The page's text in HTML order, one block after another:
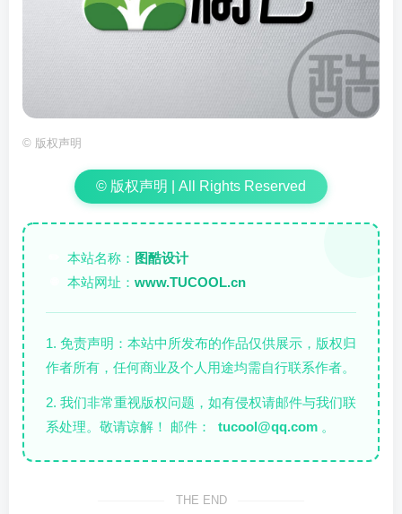
© 版权声明
© 版权声明 | All Rights Reserved
本站名称： 图酷设计
本站网址： www.TUCOOL.cn
1. 免责声明：本站中所发布的作品仅供展示，版权归
作者所有，任何商业及个人用途均需自行联系作者。
2. 我们非常重视版权问题，如有侵权请邮件与我们联
系处理。敬请谅解！ 邮件：
tucool@qq.com 。
THE END